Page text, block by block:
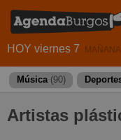
HOY viernes 7
Música (90)
Artistas